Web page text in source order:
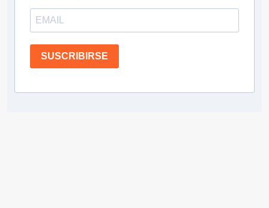
SUSCRIBIRSE